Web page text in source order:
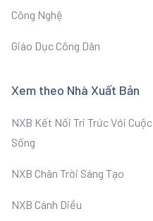
Công Nghệ
Giáo Dục Công Dân
Xem theo Nhà Xuất Bản
NXB Kết Nối Tri Trức Với Cuộc
Sống
NXB Chân Trời Sáng Tạo
NXB Cánh Diều